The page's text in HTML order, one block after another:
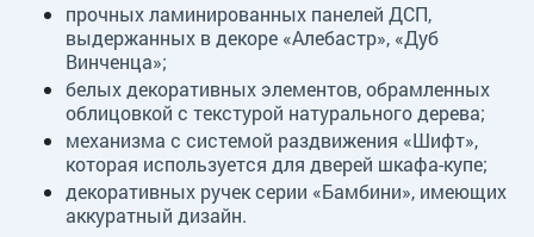
прочных ламинированных панелей ДСП,
выдержанных в декоре «Алебастр», «Дуб
Винченца»;
белых декоративных элементов, обрамленных
облицовкой с текстурой натурального дерева;
механизма с системой раздвижения «Шифт»,
которая используется для дверей шкафа-купе;
декоративных ручек серии «Бамбини», имеющих
аккуратный дизайн.